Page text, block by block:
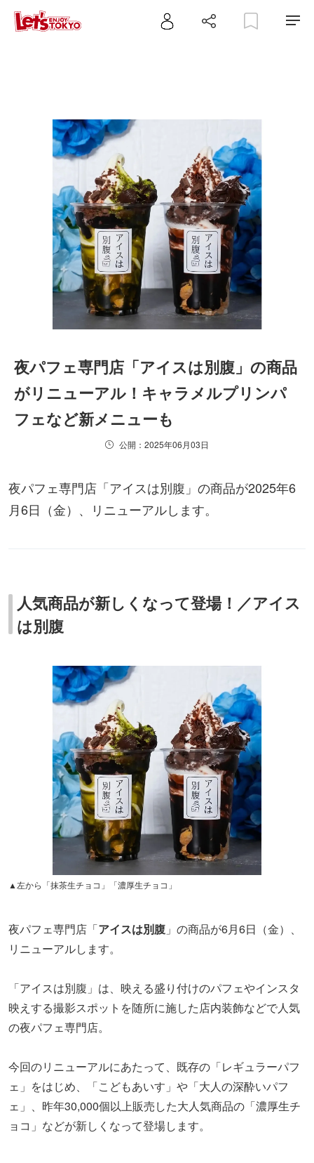
夜パフェ専門店「アイスは別腹」の商品
がリニューアル！キャラメルプリンパ
フェなど新メニューも
公開：2025年06月03日
夜パフェ専門店「アイスは別腹」の商品が2025年6
月6日（金）、リニューアルします。
人気商品が新しくなって登場！／アイス
は別腹
▲左から「抹茶生チョコ」「濃厚生チョコ」
夜パフェ専門店「アイスは別腹 」の商品が6月6日（金）、
リニューアルします。
「アイスは別腹」は、映える盛り付けのパフェやインスタ
映えする撮影スポットを随所に施した店内装飾などで人気
の夜パフェ専門店。
今回のリニューアルにあたって、既存の「レギュラーパフ
ェ」をはじめ、「こどもあいす」や「大人の深酔いパフ
ェ」、昨年30,000個以上販売した大人気商品の「濃厚生チ
ョコ」などが新しくなって登場します。